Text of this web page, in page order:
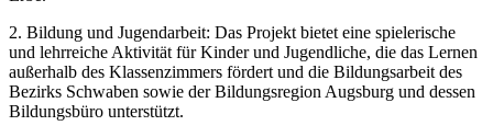
2. Bildung und Jugendarbeit: Das Projekt bietet eine spielerische
und lehrreiche Aktivität für Kinder und Jugendliche, die das Lernen
außerhalb des Klassenzimmers fördert und die Bildungsarbeit des
Bezirks Schwaben sowie der Bildungsregion Augsburg und dessen
Bildungsbüro unterstützt.